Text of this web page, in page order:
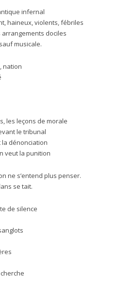
infernal
haineux, violents, fébriles
arrangements dociles
musicale.
nation
les leçons de morale
le tribunal
la dénonciation
veut la punition
ne s’entend plus penser.
se tait.
de silence